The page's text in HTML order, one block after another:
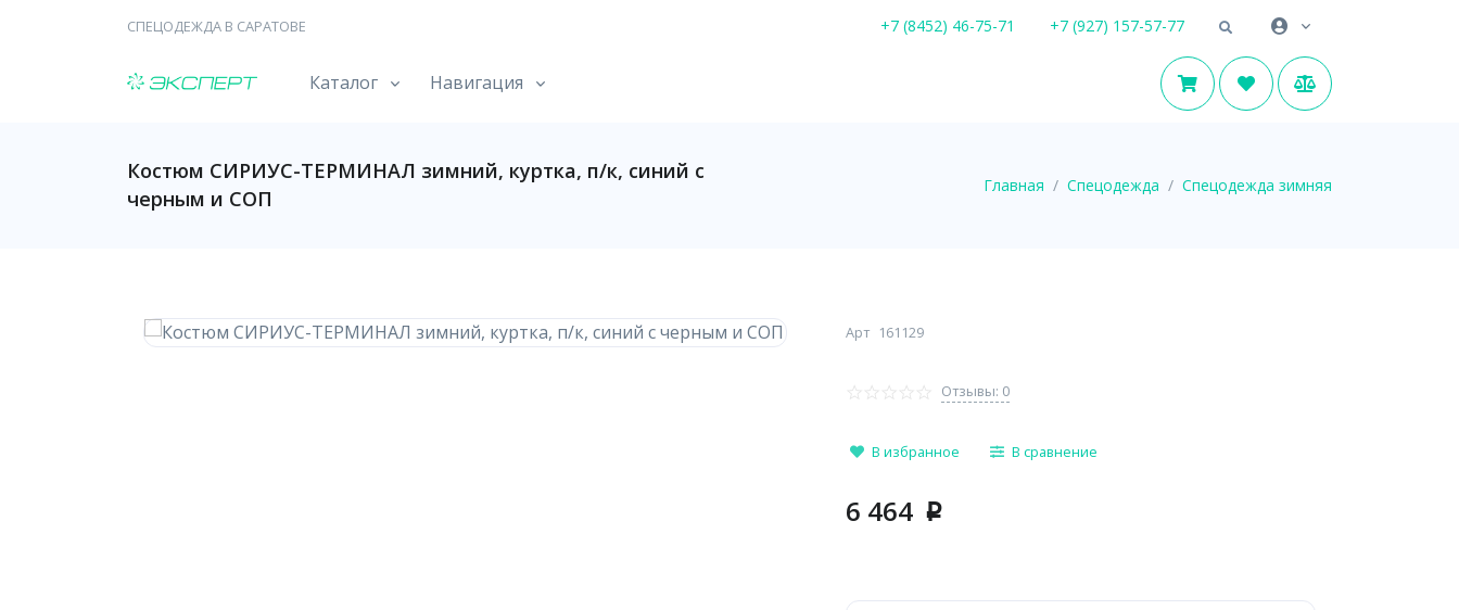
СПЕЦОДЕЖДА В САРАТОВЕ +7 (8452) 46-75-71 +7 (927) 157-57-77
Каталог Навигация
Костюм СИРИУС-ТЕРМИНАЛ зимний, куртка, п/к, синий с
черным и СОП
Главная Спецодежда Спецодежда зимняя
Арт 161129
Отзывы: 0
В избранное В сравнение
6 464 p